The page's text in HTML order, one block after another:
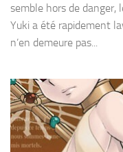
semble hors de danger,
Yuki a été rapidement
n’en demeure pas...